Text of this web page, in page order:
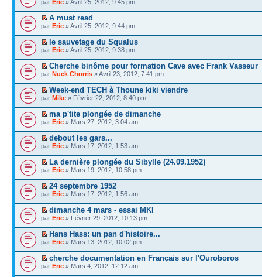
par Eric » Avril 25, 2012, 9:45 pm
A must read
par Eric » Avril 25, 2012, 9:44 pm
le sauvetage du Squalus
par Eric » Avril 25, 2012, 9:38 pm
Cherche binôme pour formation Cave avec Frank Vasseur
par Nuck Chorris » Avril 23, 2012, 7:41 pm
Week-end TECH à Thoune kiki viendre
par Mike » Février 22, 2012, 8:40 pm
ma p'tite plongée de dimanche
par Eric » Mars 27, 2012, 3:04 am
debout les gars...
par Eric » Mars 17, 2012, 1:53 am
La dernière plongée du Sibylle (24.09.1952)
par Eric » Mars 19, 2012, 10:58 pm
24 septembre 1952
par Eric » Mars 17, 2012, 1:56 am
dimanche 4 mars - essai MKI
par Eric » Février 29, 2012, 10:13 pm
Hans Hass: un pan d'histoire...
par Eric » Mars 13, 2012, 10:02 pm
cherche documentation en Français sur l'Ouroboros
par Eric » Mars 4, 2012, 12:12 am